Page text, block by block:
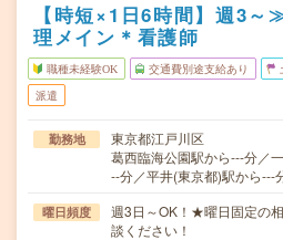
【時短×1日6時間】週3
理メイン＊看護師
職種未経験OK 交通費別途支給あり
派遣
勤務地
東京都江戸川区
葛西臨海公園駅から---分／
--分／平井(東京都)駅から---
曜日頻度
週3日～OK！★曜日固定の
談ください！